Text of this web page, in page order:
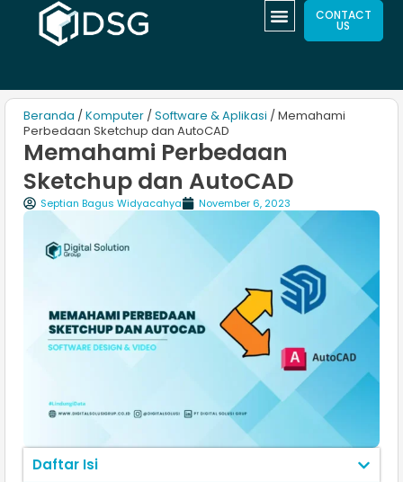
CONTACT
US
Beranda / Komputer / Software & Aplikasi / Memahami
Perbedaan Sketchup dan AutoCAD
Memahami Perbedaan
Sketchup dan AutoCAD
Septian Bagus Widyacahya November 6, 2023
Daftar Isi